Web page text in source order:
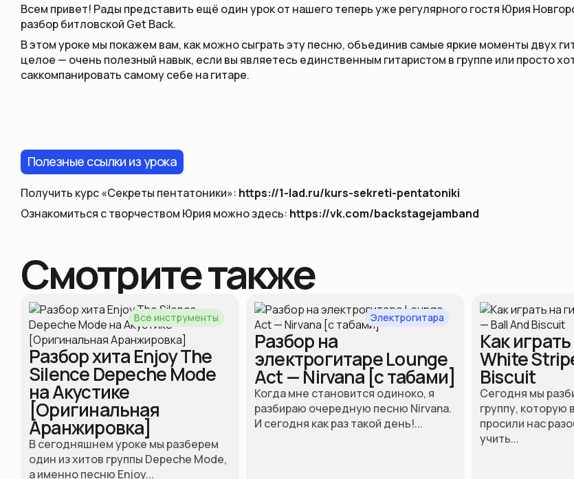
Всем привет! Рады представить ещё один урок от нашего теперь уже регулярного гостя Юрия
разбор битловской Get Back.
В этом уроке мы покажем вам, как можно сыграть эту песню, объединив самые яркие моменты двух
целое — очень полезный навык, если вы являетесь единственным гитаристом в группе или просто
саккомпанировать самому себе на гитаре.
Полезные ссылки из урока
Получить курс «Секреты пентатоники»: https://1-lad.ru/kurs-sekreti-pentatoniki
Ознакомиться с творчеством Юрия можно здесь: https://vk.com/backstagejamband
Смотрите также
Все инструменты
Разбор хита Enjoy The
Silence Depeche Mode
на Акустике
[Оригинальная
Аранжировка]
В сегодняшнем уроке мы разберем
один из хитов группы Depeche Mode,
а именно песню Enjoy...
Электрогитара
Разбор на
электрогитаре Lounge
Act — Nirvana [с табами]
Когда мне становится одиноко, я
разбираю очередную песню Nirvana.
И сегодня как раз такой день!...
Как
White
Biscuit
Сегодня мы
группу, которую
просили нас
учить...